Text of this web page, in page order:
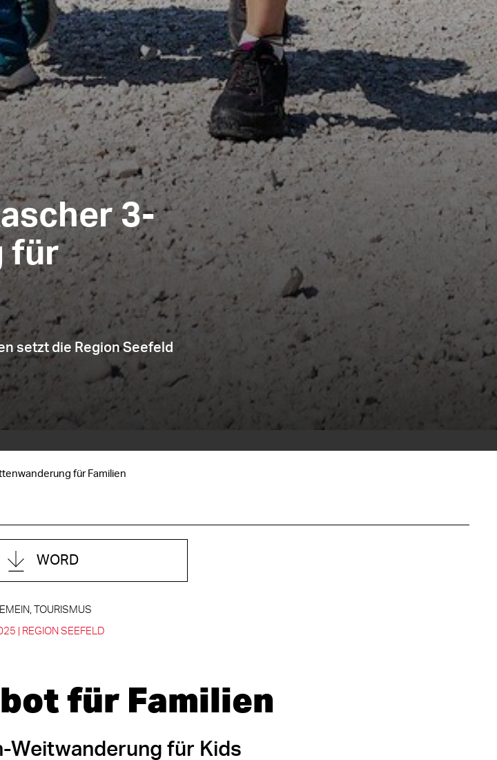
3-
für
setzt die Region Seefeld
für Familien
WORD
TOURISMUS
| REGION SEEFELD
für Familien
Weitwanderung für Kids